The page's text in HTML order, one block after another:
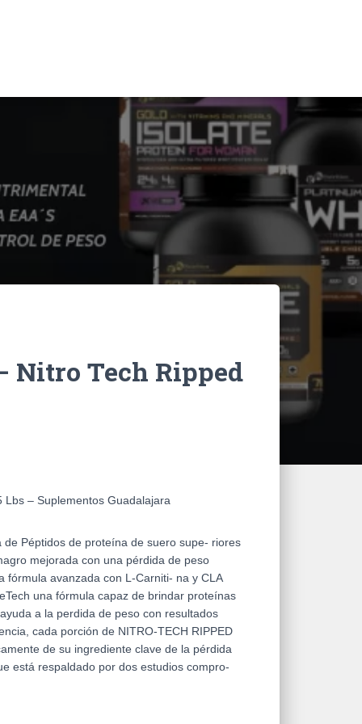
Nitro Tech Ripped
Lbs – Suplementos Guadalajara
de Péptidos de proteína de suero supe- riores
mejorada con una pérdida de peso
fórmula avanzada con L-Carniti- na y CLA
una fórmula capaz de brindar proteínas
a la perdida de peso con resultados
cada porción de NITRO-TECH RIPPED
de su ingrediente clave de la pérdida
está respaldado por dos estudios compro-